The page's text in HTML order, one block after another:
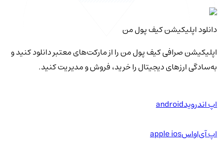
دانلود اپلیکیشن کیف‌ پول من
اپلیکیشن صرافی کیف پول من را از مارکت‌های معتبر دانلود کنید و
به‌سادگی ارزهای دیجیتال را خرید، فروش و مدیریت کنید.
اپ اندرویدandroid
اپ آی‌او‌اسapple ios